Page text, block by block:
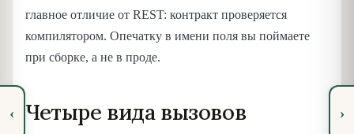
‹
главное отличие от REST: контракт проверяется
компилятором. Опечатку в имени поля вы поймаете
при сборке, а не в проде.
Четыре вида вызовов ›